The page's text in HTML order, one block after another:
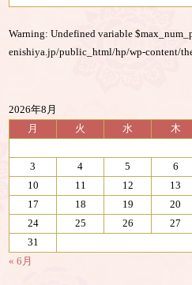
Warning: Undefined variable
enishiya.jp/public_html/hp/wp-content/
2026年8月
月
火 水 木
3
4 5 6
10
11 12 13
17
18 19 20
24
25 26 27
31
« 6月